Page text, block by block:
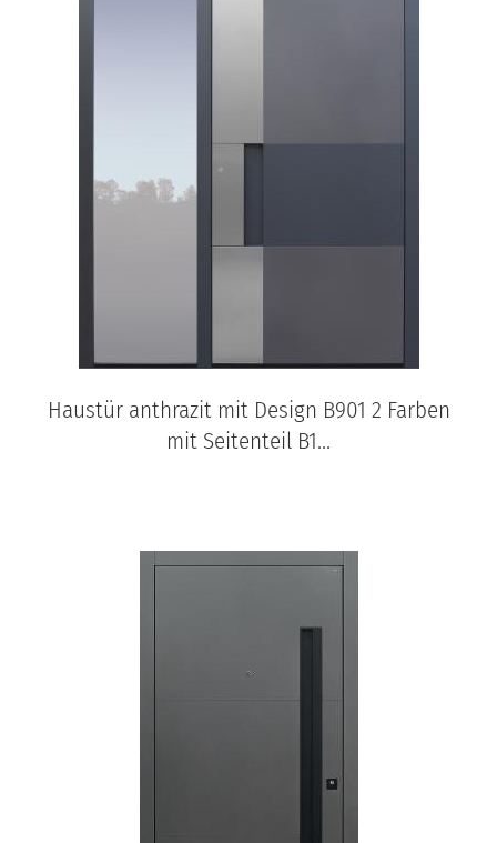
Haustür anthrazit mit Design B901 2 Farben
mit Seitenteil B1...